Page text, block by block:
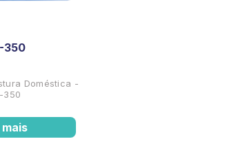
350
Doméstica -
350